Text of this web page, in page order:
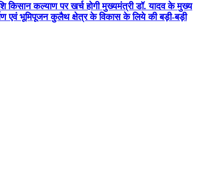
किसान कल्याण पर खर्च होगी मुख्यमंत्री डॉ. यादव के मुख्य
एवं भूमिपूजन कुलैथ क्षेत्र के विकास के लिये की बड़ी-बड़ी